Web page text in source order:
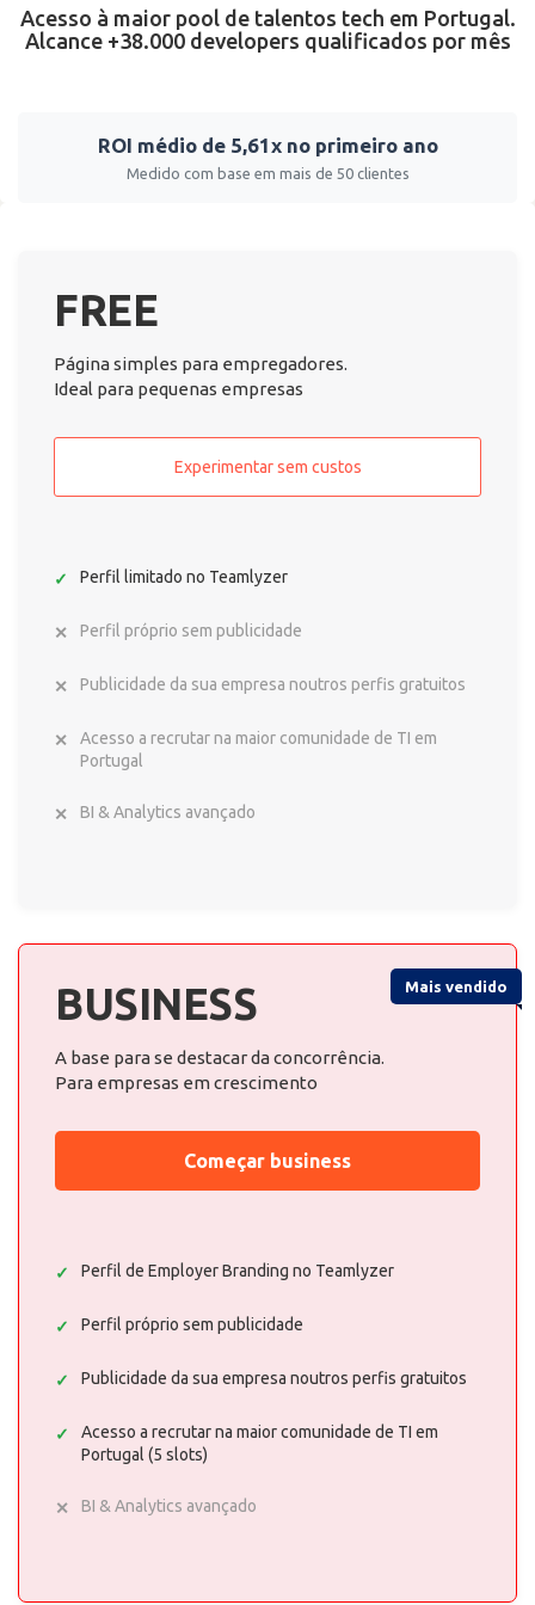
Acesso à maior pool de talentos tech em Portugal.
Alcance +38.000 developers qualificados por mês
ROI médio de 5,61x no primeiro ano
Medido com base em mais de 50 clientes
FREE
Página simples para empregadores.
Ideal para pequenas empresas
Experimentar sem custos
Perfil limitado no Teamlyzer
Perfil próprio sem publicidade
Publicidade da sua empresa noutros perfis gratuitos
Acesso a recrutar na maior comunidade de TI em
Portugal
BI & Analytics avançado
Mais vendido
BUSINESS
A base para se destacar da concorrência.
Para empresas em crescimento
Começar business
Perfil de Employer Branding no Teamlyzer
Perfil próprio sem publicidade
Publicidade da sua empresa noutros perfis gratuitos
Acesso a recrutar na maior comunidade de TI em
Portugal (5 slots)
BI & Analytics avançado